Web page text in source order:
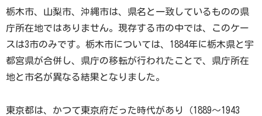
栃木市、山梨市、沖縄市は、県名と一致しているものの県
庁所在地ではありません。現存する市の中では、このケー
スは3市のみです。栃木市については、1884年に栃木県と宇
都宮県が合併し、県庁の移転が行われたことで、県庁所在
地と市名が異なる結果となりました。
東京都は、かつて東京府だった時代があり（1889～1943